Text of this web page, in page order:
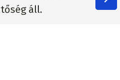
áll.